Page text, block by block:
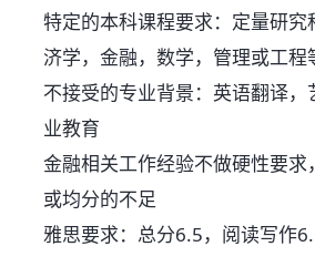
特定的本科课程要求：定量研
济学，金融，数学，管理或工程
不接受的专业背景：英语翻译
业教育
金融相关工作经验不做硬性要求
或均分的不足
雅思要求：总分6.5，阅读写作